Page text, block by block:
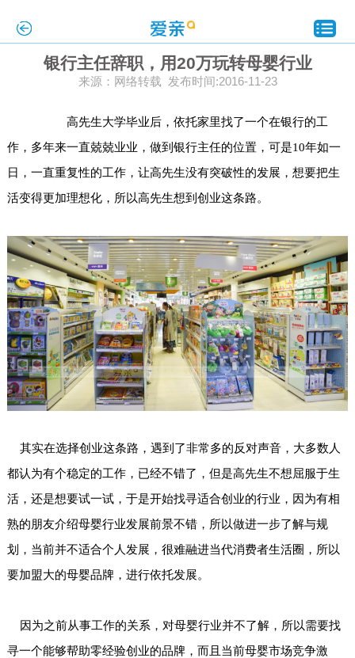
银行主任辞职，用20万玩转母婴行业
来源：网络转载 发布时间:2016-11-23
高先生大学毕业后，依托家里找了一个在银行的工
作，多年来一直兢兢业业，做到银行主任的位置，可是10年如一
日，一直重复性的工作，让高先生没有突破性的发展，想要把生
活变得更加理想化，所以高先生想到创业这条路。
其实在选择创业这条路，遇到了非常多的反对声音，大多数人
都认为有个稳定的工作，已经不错了，但是高先生不想屈服于生
活，还是想要试一试，于是开始找寻适合创业的行业，因为有相
熟的朋友介绍母婴行业发展前景不错，所以做进一步了解与规
划，当前并不适合个人发展，很难融进当代消费者生活圈，所以
要加盟大的母婴品牌，进行依托发展。
因为之前从事工作的关系，对母婴行业并不了解，所以需要找
寻一个能够帮助零经验创业的品牌，而且当前母婴市场竞争激